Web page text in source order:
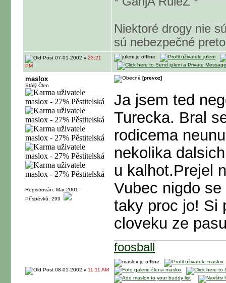
Niektoré drogy nie
sú nebezpečné
07-01-2002 v 23:21
PM
maslox
Stálý Člen
Registrován: Mar 2001
Příspěvků: 299
[prevoz]
Ja jsem ted
Turecka. Bral
rodicema
nekolika
u kalhot.Prejel
Vubec nigdo
taky proc jo! Si
cloveku ze
foosball
08-01-2002 v 11:11 AM